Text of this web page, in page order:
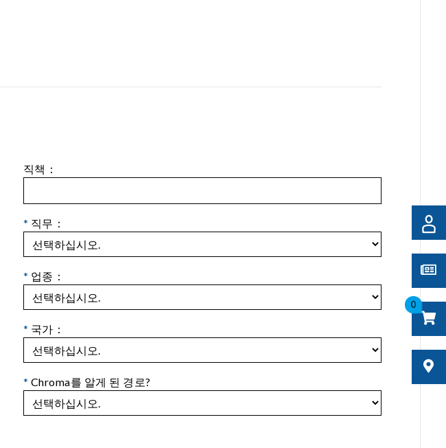
0
직책：
* 직무：
* 업종：
* 국가：
* Chroma를 알게 된 경로?